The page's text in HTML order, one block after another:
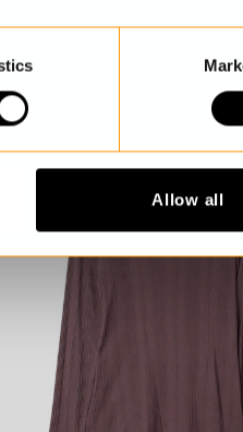
Allow all